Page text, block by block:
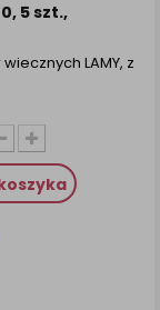
5 szt.,
LAMY, z